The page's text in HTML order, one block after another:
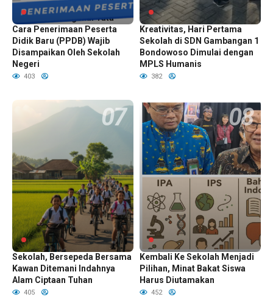
Informasi Mengenai Tata
Cara Penerimaan Peserta
Didik Baru (PPDB) Wajib
Disampaikan Oleh Sekolah
Negeri
403
Penuh Sukacita dan
Kreativitas, Hari Pertama
Sekolah di SDN Gambangan 1
Bondowoso Dimulai dengan
MPLS Humanis
382
Serunya Perjalanan Pagi ke
Sekolah, Bersepeda Bersama
Kawan Ditemani Indahnya
Alam Ciptaan Tuhan
405
Jurusan IPA, IPS, dan Bahasa
Kembali Ke Sekolah Menjadi
Pilihan, Minat Bakat Siswa
Harus Diutamakan
452